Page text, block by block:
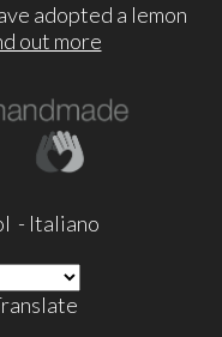
adopted a lemon
out more
- Italiano